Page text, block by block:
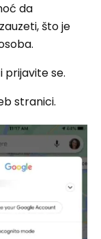
da
što je
prijavite se.
stranici.